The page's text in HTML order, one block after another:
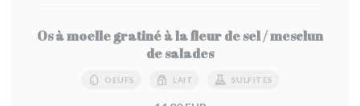
Os à moelle gratiné à la fleur de sel / mesclun
de salades
OEUFS LAIT SULFITES